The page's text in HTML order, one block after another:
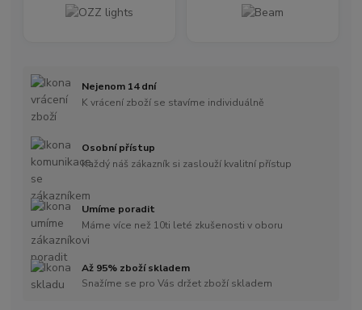
Nejenom 14 dní
K vrácení zboží se stavíme individuálně
Osobní přístup
Každý náš zákazník si zaslouží kvalitní přístup
Umíme poradit
Máme více než 10ti leté zkušenosti v oboru
Až 95% zboží skladem
Snažíme se pro Vás držet zboží skladem